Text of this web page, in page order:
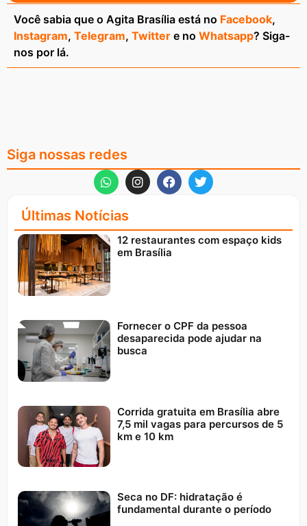
Você sabia que o Agita Brasília está no Facebook,
Instagram, Telegram, Twitter e no Whatsapp? Siga-
nos por lá.
Siga nossas redes
Últimas Notícias
12 restaurantes com espaço kids
em Brasília
Fornecer o CPF da pessoa
desaparecida pode ajudar na
busca
Corrida gratuita em Brasília abre
7,5 mil vagas para percursos de 5
km e 10 km
Seca no DF: hidratação é
fundamental durante o período